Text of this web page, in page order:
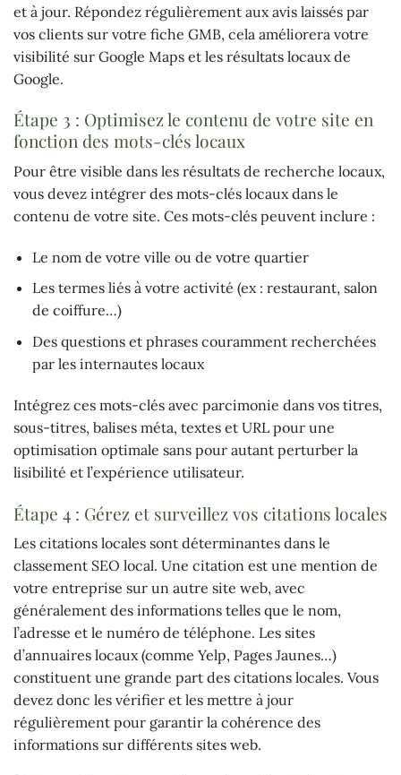
et à jour. Répondez régulièrement aux avis laissés par
vos clients sur votre fiche GMB, cela améliorera votre
visibilité sur Google Maps et les résultats locaux de
Google.
Étape 3 : Optimisez le contenu de votre site en
fonction des mots-clés locaux
Pour être visible dans les résultats de recherche locaux,
vous devez intégrer des mots-clés locaux dans le
contenu de votre site. Ces mots-clés peuvent inclure :
Le nom de votre ville ou de votre quartier
Les termes liés à votre activité (ex : restaurant, salon
de coiffure…)
Des questions et phrases couramment recherchées
par les internautes locaux
Intégrez ces mots-clés avec parcimonie dans vos titres,
sous-titres, balises méta, textes et URL pour une
optimisation optimale sans pour autant perturber la
lisibilité et l’expérience utilisateur.
Étape 4 : Gérez et surveillez vos citations locales
Les citations locales sont déterminantes dans le
classement SEO local. Une citation est une mention de
votre entreprise sur un autre site web, avec
généralement des informations telles que le nom,
l’adresse et le numéro de téléphone. Les sites
d’annuaires locaux (comme Yelp, Pages Jaunes…)
constituent une grande part des citations locales. Vous
devez donc les vérifier et les mettre à jour
régulièrement pour garantir la cohérence des
informations sur différents sites web.